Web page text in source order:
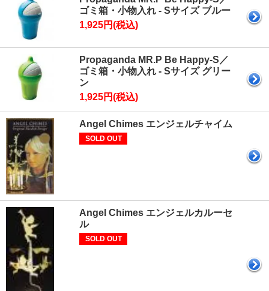
ゴミ箱・小物入れ - Sサイズ ブルー
1,925円(税込)
Propaganda MR.P Be Happy-S／
ゴミ箱・小物入れ - Sサイズ グリー
ン
1,925円(税込)
Angel Chimes エンジェルチャイム
SOLD OUT
Angel Chimes エンジェルカルーセ
ル
SOLD OUT